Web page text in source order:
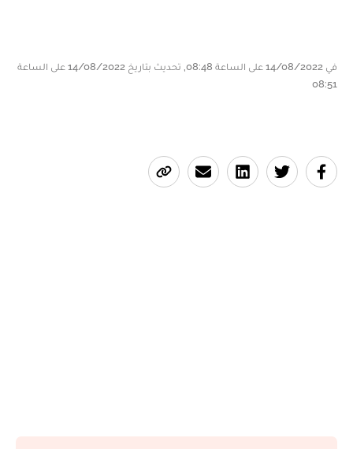
في 14/08/2022 على الساعة 08:48, تحديث بتاريخ 14/08/2022 على الساعة
08:51